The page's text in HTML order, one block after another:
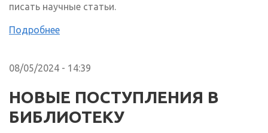
писать научные статьи.
Подробнее
08/05/2024 - 14:39
НОВЫЕ ПОСТУПЛЕНИЯ В
БИБЛИОТЕКУ